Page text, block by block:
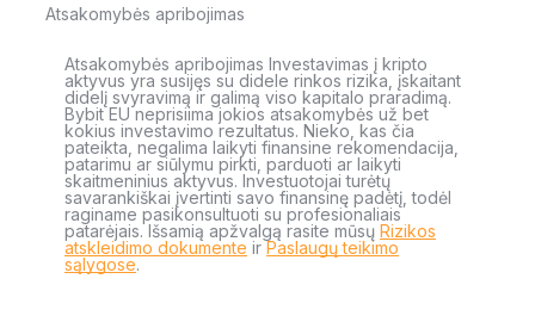
Atsakomybės apribojimas
Atsakomybės apribojimas Investavimas į kripto
aktyvus yra susijęs su didele rinkos rizika, įskaitant
didelį svyravimą ir galimą viso kapitalo praradimą.
Bybit EU neprisiima jokios atsakomybės už bet
kokius investavimo rezultatus. Nieko, kas čia
pateikta, negalima laikyti finansine rekomendacija,
patarimu ar siūlymu pirkti, parduoti ar laikyti
skaitmeninius aktyvus. Investuotojai turėtų
savarankiškai įvertinti savo finansinę padėtį, todėl
raginame pasikonsultuoti su profesionaliais
patarėjais. Išsamią apžvalgą rasite mūsų Rizikos
atskleidimo dokumente irPaslaugų teikimo
sąlygose.